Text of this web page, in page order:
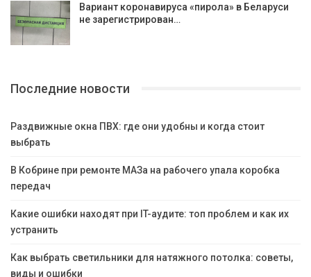
Вариант коронавируса «пирола» в Беларуси
не зарегистрирован…
Последние новости
Раздвижные окна ПВХ: где они удобны и когда стоит
выбрать
В Кобрине при ремонте МАЗа на рабочего упала коробка
передач
Какие ошибки находят при IT-аудите: топ проблем и как их
устранить
Как выбрать светильники для натяжного потолка: советы,
виды и ошибки